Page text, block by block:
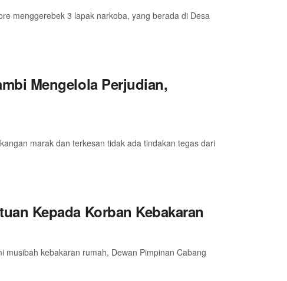
menggerebek 3 lapak narkoba, yang berada di Desa
Mengelola Perjudian,
marak dan terkesan tidak ada tindakan tegas dari
Kepada Korban Kebakaran
kebakaran rumah, Dewan Pimpinan Cabang